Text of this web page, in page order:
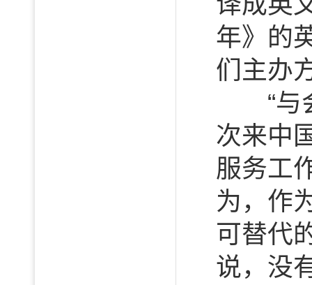
年》的
们主办
“与会
次来中
服务工
为，作
可替代
说，没